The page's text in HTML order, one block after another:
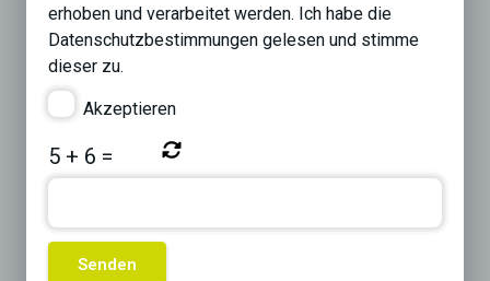
erhoben und verarbeitet werden. Ich habe die
Datenschutzbestimmungen gelesen und stimme
dieser zu.
Akzeptieren
5 + 6 =